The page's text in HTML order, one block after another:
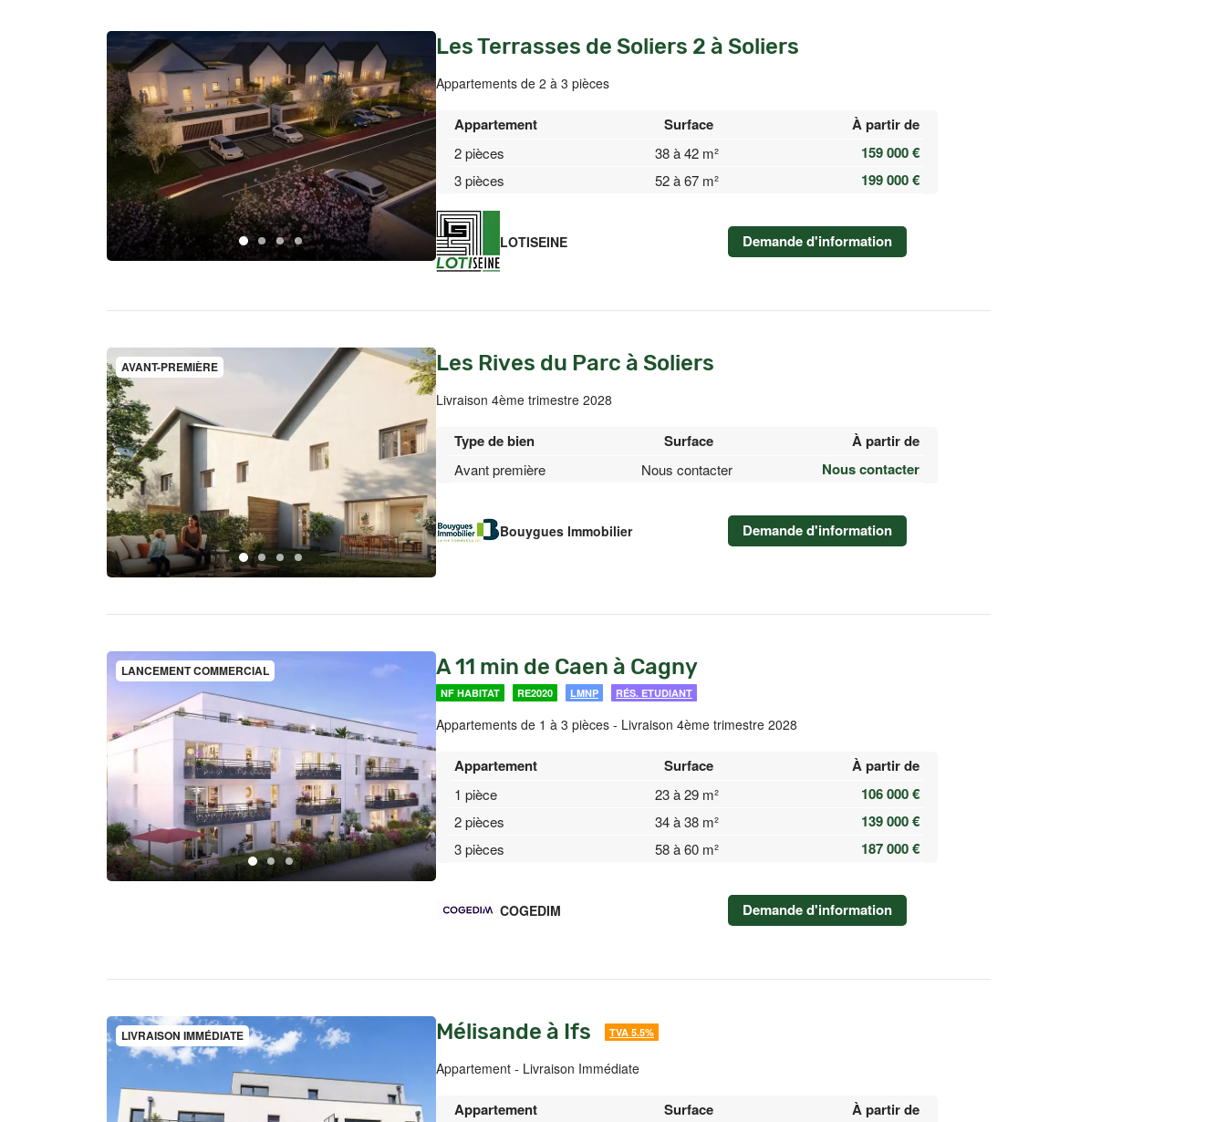
Les Terrasses de Soliers 2 à Soliers
Appartements de 2 à 3 pièces
Appartement Surface À partir de
2 pièces 38 à 42 m² 159 000 €
3 pièces 52 à 67 m² 199 000 €
LOTISEINE Demande d'information
AVANT-PREMIÈRE Les Rives du Parc à Soliers
Livraison 4ème trimestre 2028
Type de bien Surface À partir de
Avant première Nous contacter Nous contacter
Bouygues Immobilier Demande d'information
LANCEMENT COMMERCIAL A 11 min de Caen à Cagny
NF HABITAT RE2020 LMNP RÉS. ETUDIANT
Appartements de 1 à 3 pièces - Livraison 4ème trimestre 2028
Appartement Surface À partir de
1 pièce 23 à 29 m² 106 000 €
2 pièces 34 à 38 m² 139 000 €
3 pièces 58 à 60 m² 187 000 €
COGEDIM Demande d'information
LIVRAISON IMMÉDIATE Mélisande à Ifs TVA 5.5%
Appartement - Livraison Immédiate
Appartement Surface À partir de